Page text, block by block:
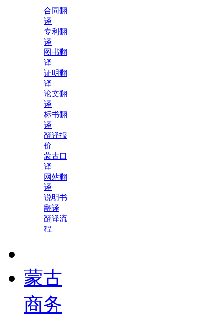
合同翻
译
专利翻
译
图书翻
译
证明翻
译
论文翻
译
标书翻
译
翻译报
价
蒙古口
译
网站翻
译
说明书
翻译
翻译流
程
蒙古
商务